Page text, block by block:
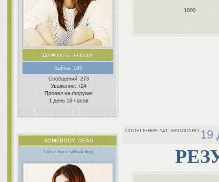
Должность:пиарщик
Вайпы:166
Сообщений: 273
Уважение: +24
Провел на форуме:
1 день 16 часов
1000
41 19
SOMEBODY_DEAD
Once more with felling